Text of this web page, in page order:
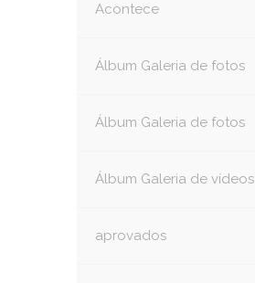
Acontece
Álbum Galeria de fotos
Álbum Galeria de fotos
Álbum Galeria de vídeos
aprovados